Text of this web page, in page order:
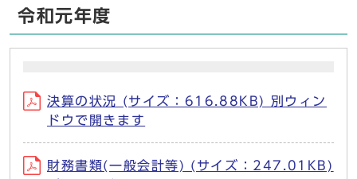
令和元年度
決算の状況 (サイズ：616.88KB) 別ウィン
ドウで開きます
財務書類(一般会計等) (サイズ：247.01KB)